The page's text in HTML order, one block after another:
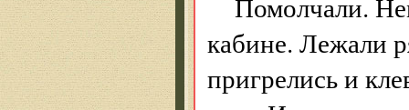
кабине. Лежали
пригрелись и